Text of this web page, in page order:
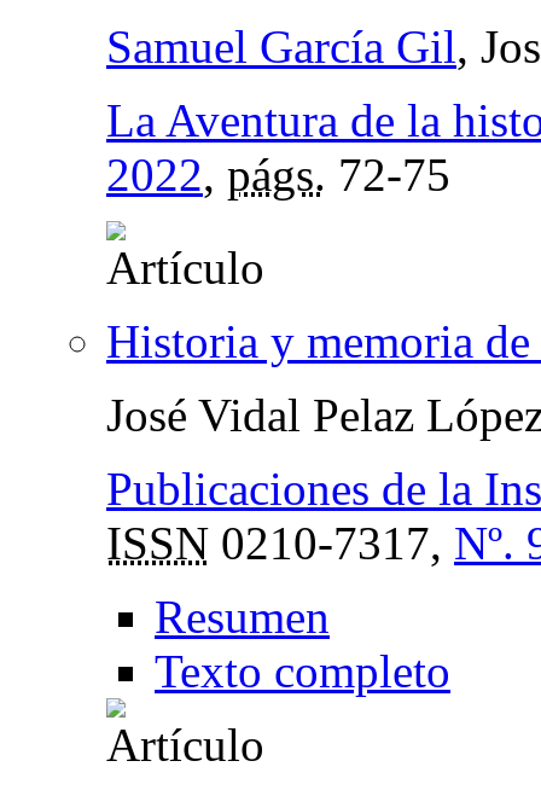
Samuel García Gil,
La Aventura de la
2022, págs. 72-75
Historia y memoria
José Vidal Pelaz
Publicaciones de la
ISSN 0210-7317, Nº.
Resumen
Texto completo